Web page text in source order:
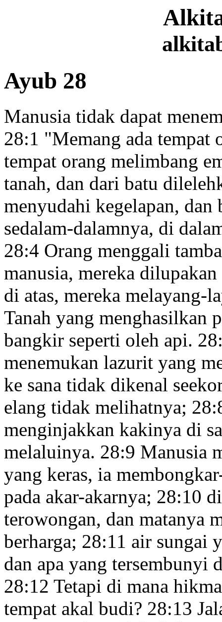
Ayub 28
Manusia tidak dapat
28:1 "Memang ada tempat
tempat orang melimbang
tanah, dan dari batu
menyudahi kegelapan, dan
sedalam-dalamnya, di
28:4 Orang menggali
manusia, mereka
di atas, mereka melayang-
Tanah yang menghasilkan
bangkir seperti oleh api.
menemukan lazurit yang
ke sana tidak dikenal
elang tidak melihatnya;
menginjakkan kakinya di
melaluinya. 28:9 Manusia
yang keras, ia
pada akar-akarnya; 28:10
terowongan, dan matanya
berharga; 28:11 air sungai
dan apa yang tersembunyi
28:12 Tetapi di mana
tempat akal budi? 28:13